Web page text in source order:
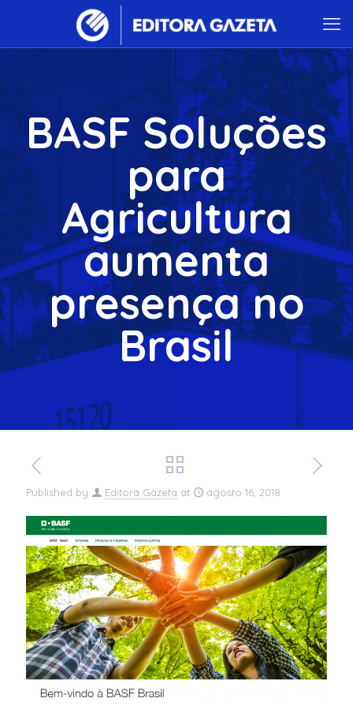
BASF Soluções
para
Agricultura
aumenta
presença no
Brasil
Published by Editora Gazeta at agosto 16, 2018